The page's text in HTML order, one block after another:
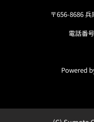
〒656-8686
電話番
Powered